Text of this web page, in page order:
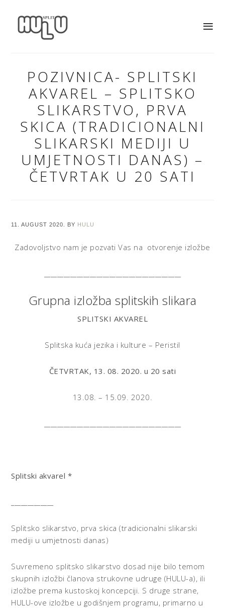
POZIVNICA- SPLITSKI
AKVAREL – SPLITSKO
SLIKARSTVO, PRVA
SKICA (TRADICIONALNI
SLIKARSKI MEDIJI U
UMJETNOSTI DANAS) –
ČETVRTAK U 20 SATI
11. AUGUST 2020. BY HULU
Zadovoljstvo nam je pozvati Vas na otvorenje izložbe
Grupna izložba splitskih slikara
SPLITSKI AKVAREL
Splitska kuća jezika i kulture – Peristil
ČETVRTAK, 13. 08. 2020. u 20 sati
13.08. – 15.09. 2020.
Splitski akvarel *
Splitsko slikarstvo, prva skica (tradicionalni slikarski
mediji u umjetnosti danas)
Suvremeno splitsko slikarstvo dosad nije bilo temom
skupnih izložbi članova strukovne udruge (HULU-a), ili
izložbe prema kustoskoj koncepciji. S druge strane,
HULU-ove izložbe u godišnjem programu, primarno u